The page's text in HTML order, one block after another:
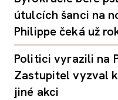
útulcích šanci na
Philippe čeká už
Politici vyrazili na
Zastupitel vyzval
jiné akci